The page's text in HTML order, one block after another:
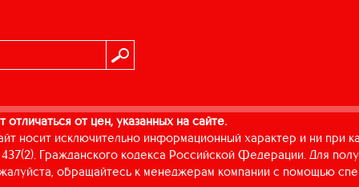
от цен, указанных на сайте.
носит исключительно информационный характер и ни при
Гражданского кодекса Российской Федерации. Для
обращайтесь к менеджерам компании с помощью